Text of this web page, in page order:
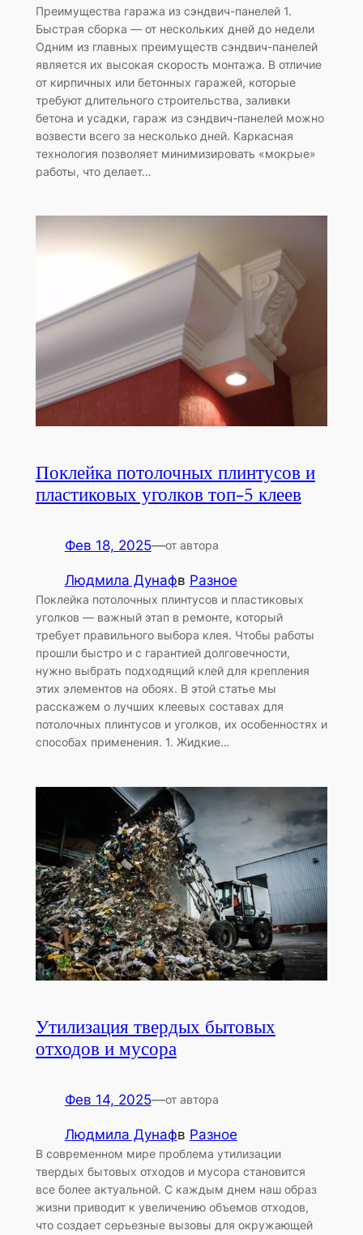
Преимущества гаража из сэндвич-панелей 1.
Быстрая сборка — от нескольких дней до недели
Одним из главных преимуществ сэндвич-панелей
является их высокая скорость монтажа. В отличие
от кирпичных или бетонных гаражей, которые
требуют длительного строительства, заливки
бетона и усадки, гараж из сэндвич-панелей можно
возвести всего за несколько дней. Каркасная
технология позволяет минимизировать «мокрые»
работы, что делает…
Поклейка потолочных плинтусов и
пластиковых уголков топ-5 клеев
Фев 18, 2025—от автора
Людмила Дунафв Разное
Поклейка потолочных плинтусов и пластиковых
уголков — важный этап в ремонте, который
требует правильного выбора клея. Чтобы работы
прошли быстро и с гарантией долговечности,
нужно выбрать подходящий клей для крепления
этих элементов на обоях. В этой статье мы
расскажем о лучших клеевых составах для
потолочных плинтусов и уголков, их особенностях и
способах применения. 1. Жидкие…
Утилизация твердых бытовых
отходов и мусора
Фев 14, 2025—от автора
Людмила Дунафв Разное
В современном мире проблема утилизации
твердых бытовых отходов и мусора становится
все более актуальной. С каждым днем наш образ
жизни приводит к увеличению объемов отходов,
что создает серьезные вызовы для окружающей